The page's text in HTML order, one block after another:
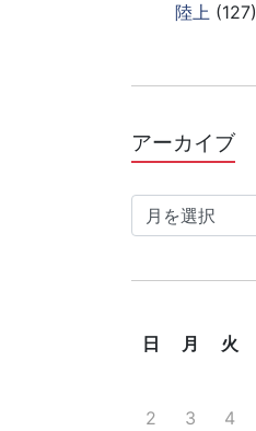
陸上 (127)
アーカイブア
ー
カ
日 月 火
2
3 4